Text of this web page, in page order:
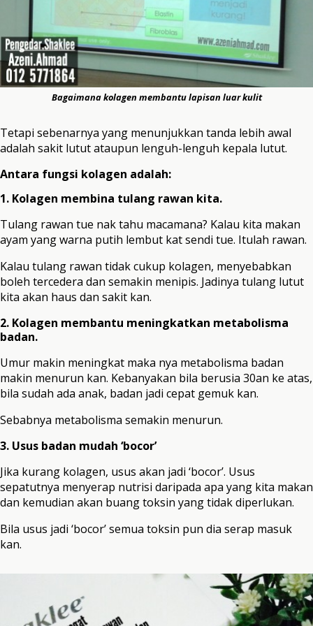
Bagaimana kolagen membantu lapisan luar kulit
Tetapi sebenarnya yang menunjukkan tanda lebih awal
adalah sakit lutut ataupun lenguh-lenguh kepala lutut.
Antara fungsi kolagen adalah:
1. Kolagen membina tulang rawan kita.
Tulang rawan tue nak tahu macamana? Kalau kita makan
ayam yang warna putih lembut kat sendi tue. Itulah rawan.
Kalau tulang rawan tidak cukup kolagen, menyebabkan
boleh tercedera dan semakin menipis. Jadinya tulang lutut
kita akan haus dan sakit kan.
2. Kolagen membantu meningkatkan metabolisma
badan.
Umur makin meningkat maka nya metabolisma badan
makin menurun kan. Kebanyakan bila berusia 30an ke atas,
bila sudah ada anak, badan jadi cepat gemuk kan.
Sebabnya metabolisma semakin menurun.
3. Usus badan mudah ‘bocor’
Jika kurang kolagen, usus akan jadi ‘bocor’. Usus
sepatutnya menyerap nutrisi daripada apa yang kita makan
dan kemudian akan buang toksin yang tidak diperlukan.
Bila usus jadi ‘bocor’ semua toksin pun dia serap masuk
kan.